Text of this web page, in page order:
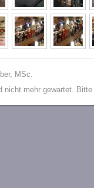
MSc.
nicht mehr gewartet.